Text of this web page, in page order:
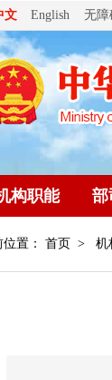
文 English 无障
构职能 部
位置： 首页 > 机